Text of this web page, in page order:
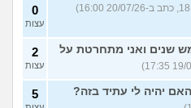
0
עצות
שנים ואני מתחרטת על
2
עצות
5